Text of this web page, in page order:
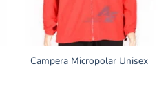
Campera Micropolar Unisex